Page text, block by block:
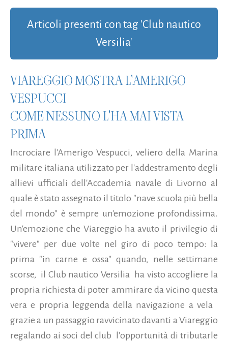
Articoli presenti con tag 'Club nautico
Versilia'
VIAREGGIO MOSTRA L'AMERIGO
VESPUCCI
COME NESSUNO L'HA MAI VISTA
PRIMA
Incrociare l'Amerigo Vespucci, veliero della Marina
militare italiana utilizzato per l'addestramento degli
allievi ufficiali dell'Accademia navale di Livorno al
quale è stato assegnato il titolo "nave scuola più bella
del mondo" è sempre un'emozione profondissima.
Un'emozione che Viareggio ha avuto il privilegio di
"vivere" per due volte nel giro di poco tempo: la
prima "in carne e ossa" quando, nelle settimane
scorse, il Club nautico Versilia ha visto accogliere la
propria richiesta di poter ammirare da vicino questa
vera e propria leggenda della navigazione a vela
grazie a un passaggio ravvicinato davanti a Viareggio
regalando ai soci del club l’opportunità di tributarle